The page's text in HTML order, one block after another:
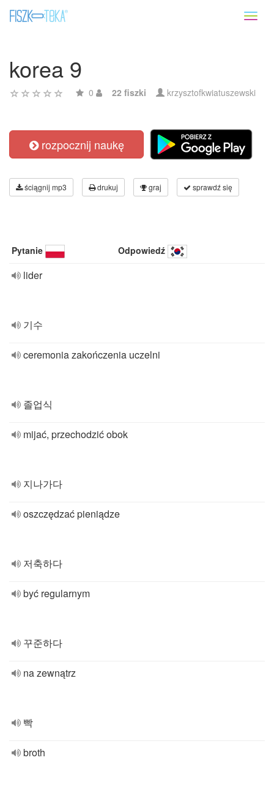
korea 9
0 22 fiszki krzysztofkwiatuszewski
rozpocznij naukę
ściągnij mp3 drukuj graj sprawdź się
Pytanie Odpowiedź
lider
기수
ceremonia zakończenia uczelni
졸업식
mijać, przechodzić obok
지나가다
oszczędzać pieniądze
저축하다
być regularnym
꾸준하다
na zewnątrz
빡
broth